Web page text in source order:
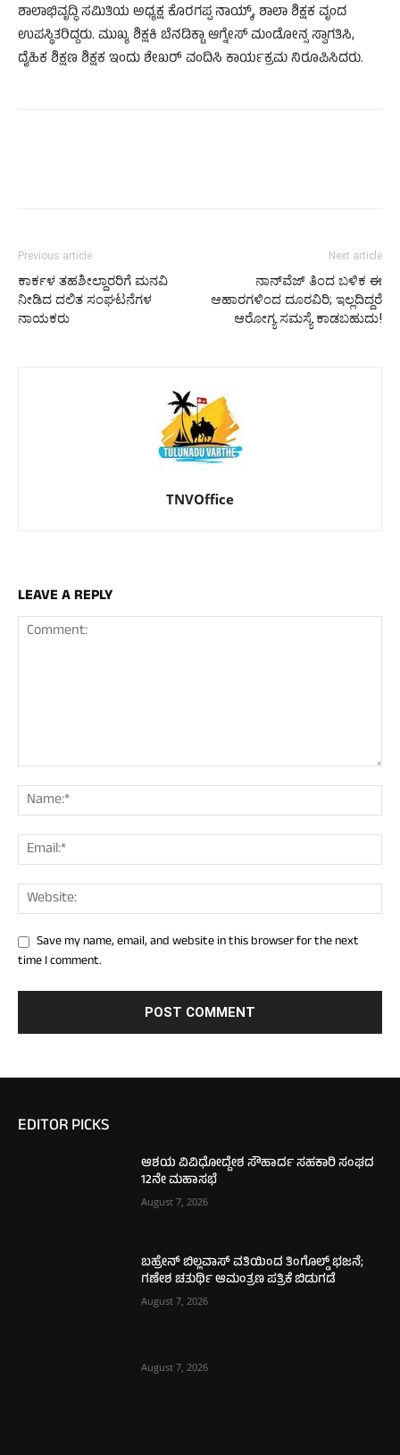
ಶಾಲಾಭಿವೃದ್ಧಿ ಸಮಿತಿಯ ಅಧ್ಯಕ್ಷ ಕೊರಗಪ್ಪ ನಾಯ್ಕ್, ಶಾಲಾ ಶಿಕ್ಷಕ ವೃಂದ
ಉಪಸ್ಥಿತರಿದ್ದರು. ಮುಖ್ಯ ಶಿಕ್ಷಕಿ ಬೆನಡಿಕ್ಟಾ ಆಗ್ನೇಸ್ ಮಂಡೋನ್ಸ ಸ್ವಾಗತಿಸಿ,
ದೈಹಿಕ ಶಿಕ್ಷಣ ಶಿಕ್ಷಕ ಇಂದು ಶೇಖರ್ ವಂದಿಸಿ ಕಾಯ೯ಕ್ರಮ ನಿರೂಪಿಸಿದರು.
Previous article
ಕಾರ್ಕಳ ತಹಶೀಲ್ದಾರರಿಗೆ ಮನವಿ
ನೀಡಿದ ದಲಿತ ಸಂಘಟನೆಗಳ
ನಾಯಕರು
Next article
ನಾನ್‌ವೆಜ್‌ ತಿಂದ ಬಳಿಕ ಈ
ಆಹಾರಗಳಿಂದ ದೂರವಿರಿ; ಇಲ್ಲದಿದ್ದರೆ
ಆರೋಗ್ಯ ಸಮಸ್ಯೆ ಕಾಡಬಹುದು!
TNVOffice
LEAVE A REPLY
Save my name, email, and website in this browser for the next
time I comment.
EDITOR PICKS
ಆಶಯ ವಿವಿಧೋದ್ದೇಶ ಸೌಹಾರ್ದ ಸಹಕಾರಿ ಸಂಘದ
12ನೇ ಮಹಾಸಭೆ
August 7, 2026
ಬಹ್ರೇನ್ ಬಿಲ್ಲವಾಸ್ ವತಿಯಿಂದ ತಿಂಗೊಲ್ಡ್ ಭಜನೆ;
ಗಣೇಶ ಚತುರ್ಥಿ ಆಮಂತ್ರಣ ಪತ್ರಿಕೆ ಬಿಡುಗಡೆ
August 7, 2026
August 7, 2026